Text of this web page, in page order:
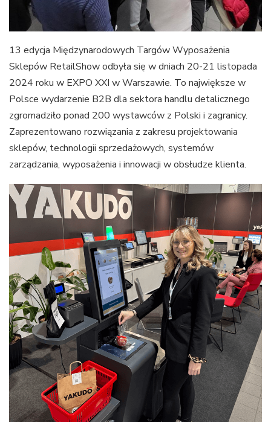
13 edycja Międzynarodowych Targów Wyposażenia
Sklepów RetailShow odbyła się w dniach 20-21 listopada
2024 roku w EXPO XXI w Warszawie. To największe w
Polsce wydarzenie B2B dla sektora handlu detalicznego
zgromadziło ponad 200 wystawców z Polski i zagranicy.
Zaprezentowano rozwiązania z zakresu projektowania
sklepów, technologii sprzedażowych, systemów
zarządzania, wyposażenia i innowacji w obsłudze klienta.